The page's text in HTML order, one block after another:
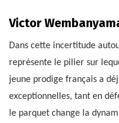
Victor
Dans cette incertitude
représente le pilier sur
jeune prodige français a
exceptionnelles, tant en
le parquet change la